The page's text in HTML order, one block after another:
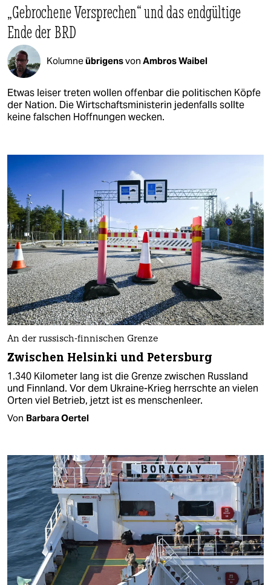
„Gebrochene Versprechen“ und das endgültige
Ende der BRD
Kolumneübrigensvon Ambros Waibel
Etwas leiser treten wollen offenbar die politischen Köpfe
der Nation. Die Wirtschaftsministerin jedenfalls sollte
keine falschen Hoffnungen wecken.
An der russisch-finnischen Grenze
Zwischen Helsinki und Petersburg
1.340 Kilometer lang ist die Grenze zwischen Russland
und Finnland. Vor dem Ukraine-Krieg herrschte an vielen
Orten viel Betrieb, jetzt ist es menschenleer.
Von Barbara Oertel